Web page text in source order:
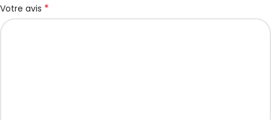
Votre avis *